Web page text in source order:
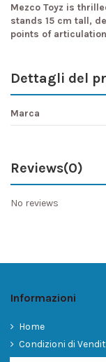
Mezco Toyz is
stands 15 cm tall,
points of
Dettagli del
Marca
Reviews(0)
No reviews
Informazioni
Home
Condizioni di